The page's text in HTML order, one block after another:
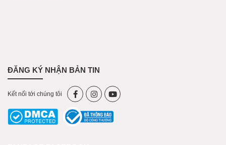
ĐĂNG KÝ NHẬN BẢN TIN
Kết nối tới chúng tôi